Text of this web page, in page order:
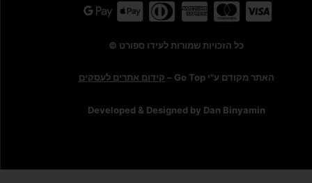
כל הזכויות שמורות לעידו ספורט ©
האתר מקודם ע"י Go Top – קידום אתרים לעסקים
Developed & Designed by Dan Binyamin